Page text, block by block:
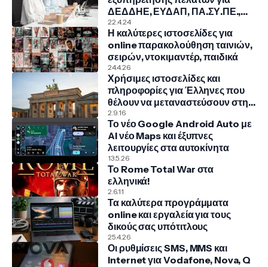
ΔΕΔΔΗΕ, ΕΥΔΑΠ, ΠΑ.ΣΥ.ΠΕ.,
COSMOTE, NOVA, VODAFONE
22.4.24
Η καλύτερες ιστοσελίδες για
online παρακολούθηση ταινιών,
σειρών, ντοκιμαντέρ, παιδικά
24.4.26
Χρήσιμες ιστοσελίδες και
πληροφορίες για Έλληνες που
θέλουν να μεταναστεύσουν στην
Γερμανία
2.9.16
Το νέο Google Android Auto με
AI νέο Maps και έξυπνες
λειτουργίες στα αυτοκίνητα
13.5.26
Το Rome Total War στα
ελληνικά!
2.6.11
Τα καλύτερα προγράμματα
online και εργαλεία για τους
δικούς σας υπότιτλους
25.4.26
Οι ρυθμίσεις SMS, MMS και
Internet για Vodafone, Nova, Q